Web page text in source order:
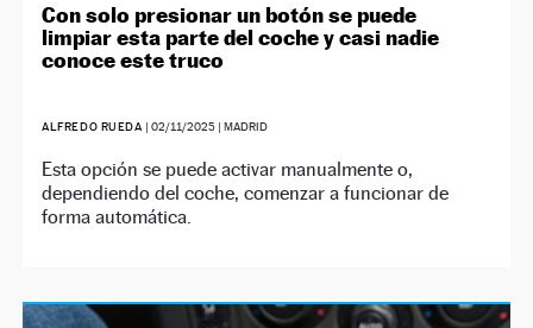
Con solo presionar un botón se puede
limpiar esta parte del coche y casi nadie
conoce este truco
ALFREDO RUEDA | 02/11/2025| MADRID
Esta opción se puede activar manualmente o,
dependiendo del coche, comenzar a funcionar de
forma automática.